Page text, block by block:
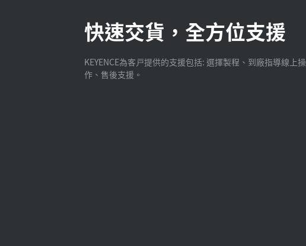
快速交貨，全方位支援
KEYENCE為客戸提供的支援包括: 選擇製程、到廠指導線上操
作、售後支援。